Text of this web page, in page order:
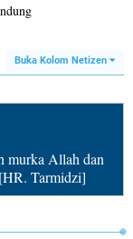
Buka Kolom Netizen
murka Allah dan
Tarmidzi]